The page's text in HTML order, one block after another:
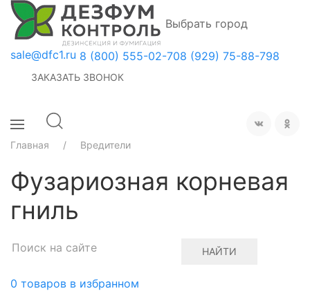
Выбрать город
sale@dfc1.ru 8 (800) 555-02-708 (929) 75-88-798
ЗАКАЗАТЬ ЗВОНОК
Главная Вредители
Фузариозная корневая
гниль
НАЙТИ
0 товаров в избранном